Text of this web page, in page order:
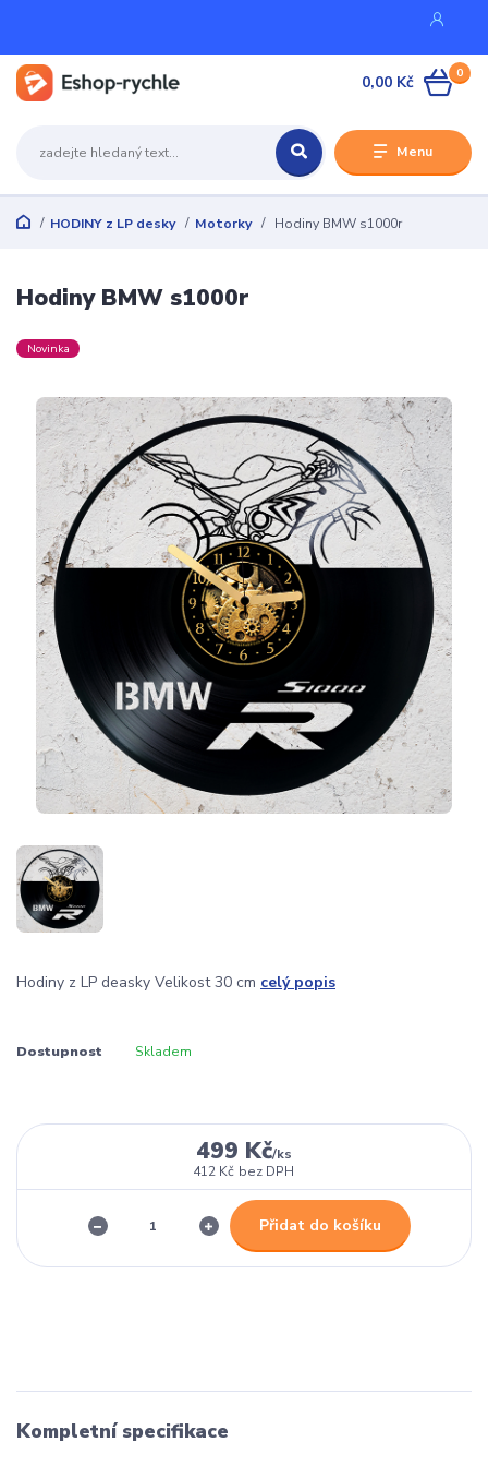
Menu
0
0,00 Kč
HODINY z LP desky Motorky Hodiny BMW s1000r
Hodiny BMW s1000r
Novinka
Hodiny z LP deasky Velikost 30 cm celý popis
Dostupnost Skladem
499 Kč/ks
412 Kč bez DPH
Přidat do košíku
Kompletní specifikace